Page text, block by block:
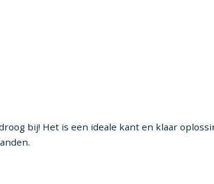
bij! Het is een ideale kant en klaar